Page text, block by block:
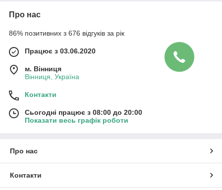
Про нас
86% позитивних з 676 відгуків за рік
Працює з 03.06.2020
м. Вінниця
Вінниця, Україна
Контакти
Сьогодні працює з 08:00 до 20:00
Показати весь графік роботи
Про нас
Контакти